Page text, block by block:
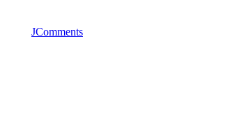
JComments